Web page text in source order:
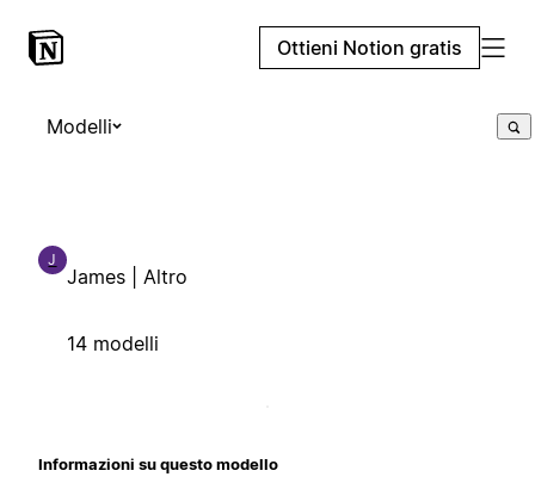
Ottieni Notion gratis
Modelli
J
James | Altro
14 modelli
Informazioni su questo modello